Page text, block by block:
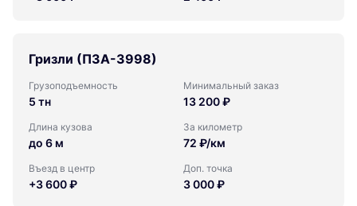
Гризли (ПЗА-3998)
Грузоподъемность
5 тн
Минимальный заказ
13 200 ₽
Длина кузова
до 6 м
За километр
72 ₽/км
Въезд в центр
+3 600 ₽
Доп. точка
3 000 ₽